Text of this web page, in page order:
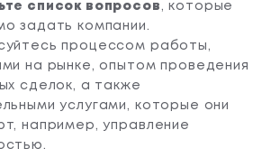
список вопросов , которые
задать компании.
процессом работы,
на рынке, опытом проведения
сделок, а также
услугами, которые они
например, управление